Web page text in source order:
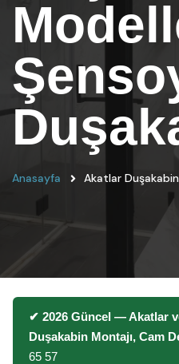
Anasayfa Akatlar
✔ 2026 Güncel — Akatlar
Duşakabin Montajı, Cam
65 57